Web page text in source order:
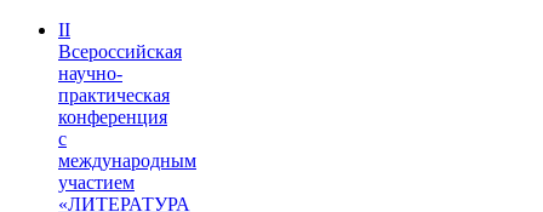
II
Всероссийская
научно-
практическая
конференция
с
международным
участием
«ЛИТЕРАТУРА